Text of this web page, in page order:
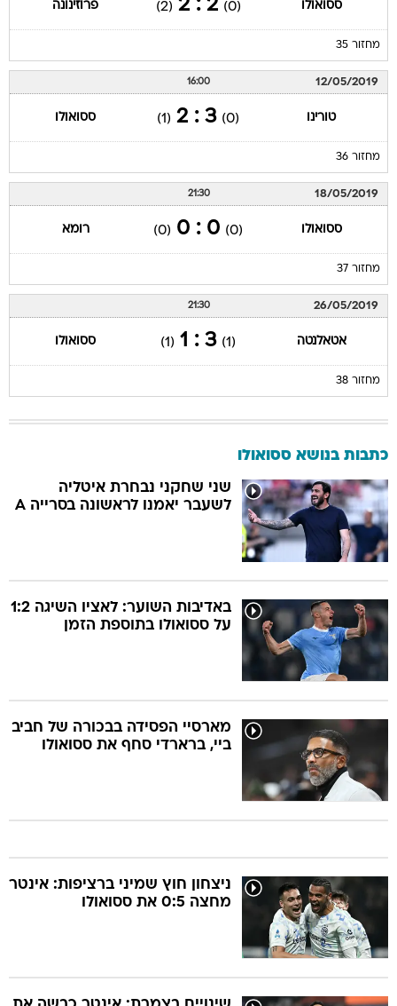
ססואולו (0)
2 : 2
(2) פרוזינונה
מחזור 35
12/05/2019
16:00
טורינו (0)
3 : 2
(1) ססואולו
מחזור 36
18/05/2019
21:30
ססואולו (0)
0 : 0
(0) רומא
מחזור 37
26/05/2019
21:30
אטאלנטה (1)
3 : 1
(1) ססואולו
מחזור 38
כתבות בנושא ססואולו
שני שחקני נבחרת איטליה
לשעבר יאמנו לראשונה בסרייה A
באדיבות השוער: לאציו השיגה 1:2
על ססואולו בתוספת הזמן
מארסיי הפסידה בבכורה של חביב
ביי, ברארדי סחף את ססואולו
ניצחון חוץ שמיני ברציפות: אינטר
מחצה 0:5 את ססואולו